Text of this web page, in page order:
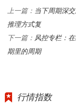
上一篇： 当下周期深
推理方式复
下一篇： 风控专栏：
期里的周期
行情指数